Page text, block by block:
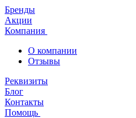
Бренды
Акции
Компания
О компании
Отзывы
Реквизиты
Блог
Контакты
Помощь